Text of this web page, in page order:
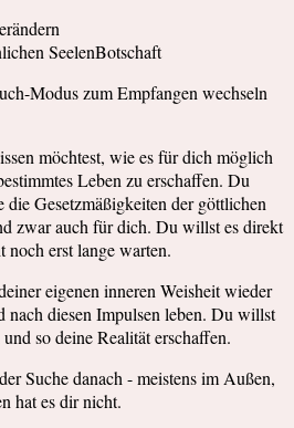
SeelenBotschaft
Modus zum Empfangen wechseln
möchtest, wie es für dich möglich
Leben zu erschaffen. Du
Gesetzmäßigkeiten der göttlichen
zwar auch für dich. Du willst es direkt
noch erst lange warten.
eigenen inneren Weisheit wieder
nach diesen Impulsen leben. Du willst
so deine Realität erschaffen.
Suche danach - meistens im Außen,
hat es dir nicht.